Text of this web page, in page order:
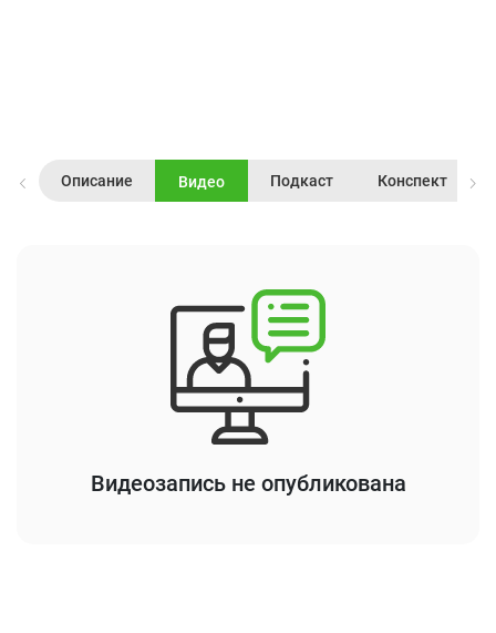
Описание Видео Подкаст Конспект
Видеозапись не опубликована